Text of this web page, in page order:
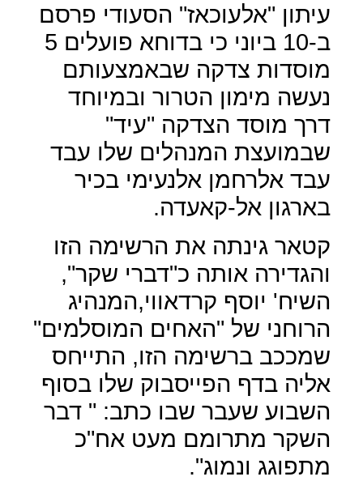
עיתון "אלעוכאז" הסעודי פרסם
ב-10 ביוני כי בדוחא פועלים 5
מוסדות צדקה שבאמצעותם
נעשה מימון הטרור ובמיוחד
דרך מוסד הצדקה "עיד"
שבמועצת המנהלים שלו עבד
עבד אלרחמן אלנעימי בכיר
בארגון אל-קאעדה.
קטאר גינתה את הרשימה הזו
והגדירה אותה כ"דברי שקר",
השיח' יוסף קרדאווי,המנהיג
הרוחני של "האחים המוסלמים"
שמככב ברשימה הזו, התייחס
אליה בדף הפייסבוק שלו בסוף
השבוע שעבר שבו כתב: " דבר
השקר מתרומם מעט אח"כ
מתפוגג ונמוג".